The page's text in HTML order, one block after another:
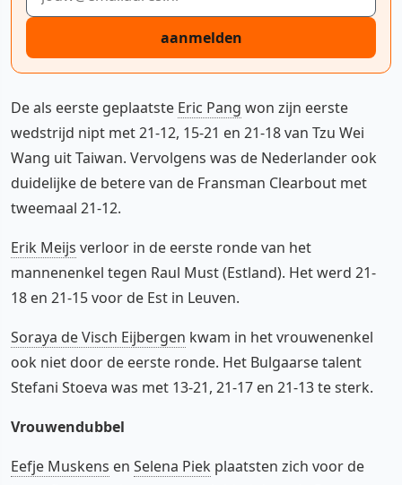
aanmelden
De als eerste geplaatste Eric Pang won zijn eerste
wedstrijd nipt met 21-12, 15-21 en 21-18 van Tzu Wei
Wang uit Taiwan. Vervolgens was de Nederlander ook
duidelijke de betere van de Fransman Clearbout met
tweemaal 21-12.
Erik Meijs verloor in de eerste ronde van het
mannenenkel tegen Raul Must (Estland). Het werd 21-
18 en 21-15 voor de Est in Leuven.
Soraya de Visch Eijbergen kwam in het vrouwenenkel
ook niet door de eerste ronde. Het Bulgaarse talent
Stefani Stoeva was met 13-21, 21-17 en 21-13 te sterk.
Vrouwendubbel
Eefje Muskens en Selena Piek plaatsten zich voor de